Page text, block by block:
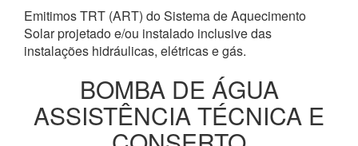
Emitimos TRT (ART) do Sistema de Aquecimento
Solar projetado e/ou instalado inclusive das
instalações hidráulicas, elétricas e gás.
BOMBA DE ÁGUA
ASSISTÊNCIA TÉCNICA E